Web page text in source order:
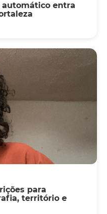
automático entra
para
território e